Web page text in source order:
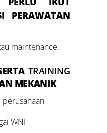
PERAWATAN
maintenance.
TRAINING
MEKANIK
WNI